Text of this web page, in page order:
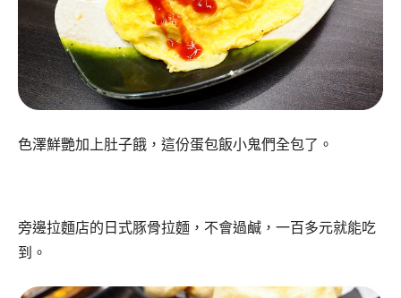
色澤鮮艷加上肚子餓，這份蛋包飯小鬼們全包了。
旁邊拉麵店的日式豚骨拉麵，不會過鹹，一百多元就能吃
到。